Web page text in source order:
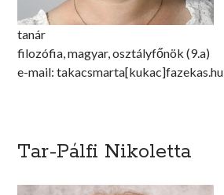
tanár
filozófia, magyar, osztályfőnök (9.a)
e-mail: takacsmarta[kukac]fazekas.hu
Tar-Pálfi Nikoletta